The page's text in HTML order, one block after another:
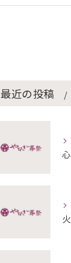
最近の投稿